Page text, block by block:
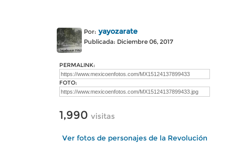
Por: yayozarate
Publicada: Diciembre 06, 2017
PERMALINK:
FOTO:
1,990 visitas
Ver fotos de personajes de la Revolución